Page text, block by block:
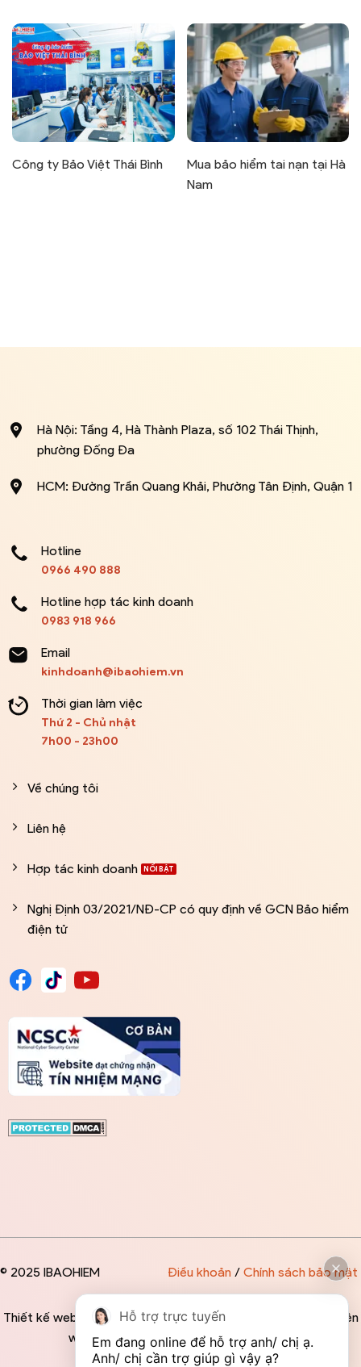
Công ty Bảo Việt Thái Bình
Mua bảo hiểm tai nạn tại Hà
Nam
Hà Nội: Tầng 4, Hà Thành Plaza, số 102 Thái Thịnh,
phường Đống Đa
HCM: Đường Trần Quang Khải, Phường Tân Định, Quận 1
Hotline
0966 490 888
Hotline hợp tác kinh doanh
0983 918 966
Email
kinhdoanh@ibaohiem.vn
Thời gian làm việc
Thứ 2 - Chủ nhật
7h00 - 23h00
Về chúng tôi
Liên hệ
Hợp tác kinh doanh
Nghị Định 03/2021/NĐ-CP có quy định về GCN Bảo hiểm
điện tử
© 2025 IBAOHIEM
Thiết kế website độc quyền bởi IBAOHIEM - Mọi thông tin trên
website đều mang tính chất tham khảo
Điều khoản/ Chính sách bảo mật
Hỗ trợ trực tuyến
Em đang online để hỗ trợ anh/ chị ạ.
Anh/ chị cần trợ giúp gì vậy ạ?